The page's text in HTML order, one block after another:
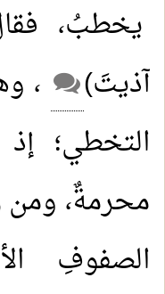
يخطبُ،
آذيتَ)
،
التخطي؛
محرمةٌ،
الصفوفِ